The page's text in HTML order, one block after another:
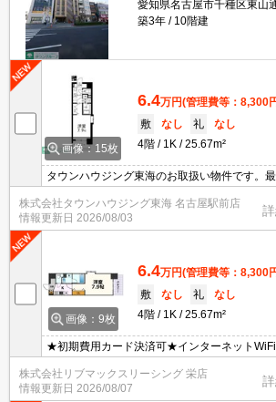
愛知県名古屋市千種区東山
築3年
10階建
画像：15枚
6.4万円(管理費等：8,300
敷
なし 礼
なし
4階
1K 25.67m²
タウンハウジング東海のお取扱い物件です。
などお気軽にお問い合わせください。
株式会社タウンハウジング東海 名古屋駅前店
情報更新日 2026/08/03
画像：9枚
6.4万円(管理費等：8,300
敷
なし 礼
なし
4階
1K 25.67m²
★初期費用カード決済可★インターネット
など設備充実♪スーパーが近くにあって便利な
内見・WEB契約等、ご来店なしでご契約可能
株式会社リブマックスリーシング 栄店
情報更新日 2026/08/07